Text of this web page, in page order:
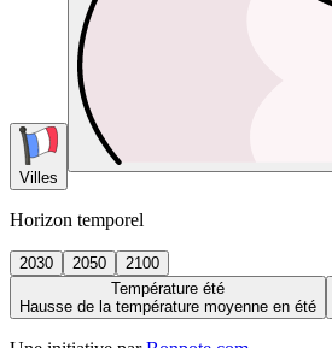
Villes
Horizon temporel
2030 2050
2100
Température été
Hausse de la température moyenne en été